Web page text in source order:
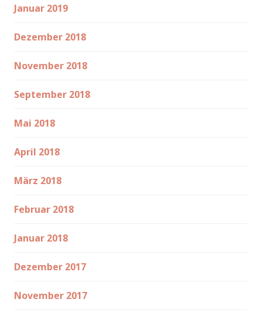
Januar 2019
Dezember 2018
November 2018
September 2018
Mai 2018
April 2018
März 2018
Februar 2018
Januar 2018
Dezember 2017
November 2017